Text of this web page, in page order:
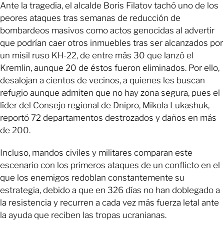
Ante la tragedia, el alcalde Boris Filatov tachó uno de los
peores ataques tras semanas de reducción de
bombardeos masivos como actos genocidas al advertir
que podrían caer otros inmuebles tras ser alcanzados por
un misil ruso KH-22, de entre más 30 que lanzó el
Kremlin, aunque 20 de éstos fueron eliminados. Por ello,
desalojan a cientos de vecinos, a quienes les buscan
refugio aunque admiten que no hay zona segura, pues el
líder del Consejo regional de Dnipro, Mikola Lukashuk,
reportó 72 departamentos destrozados y daños en más
de 200.
Incluso, mandos civiles y militares comparan este
escenario con los primeros ataques de un conflicto en el
que los enemigos redoblan constantemente su
estrategia, debido a que en 326 días no han doblegado a
la resistencia y recurren a cada vez más fuerza letal ante
la ayuda que reciben las tropas ucranianas.